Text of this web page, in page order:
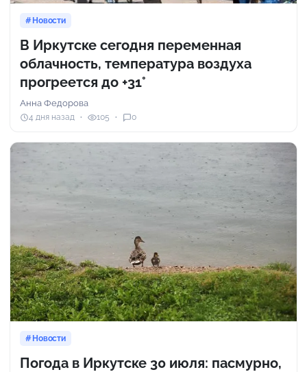
Новости
В Иркутске сегодня переменная
облачность, температура воздуха
прогреется до +31°
Анна Федорова
4 дня назад 105 0
Новости
Погода в Иркутске 30 июля: пасмурно,